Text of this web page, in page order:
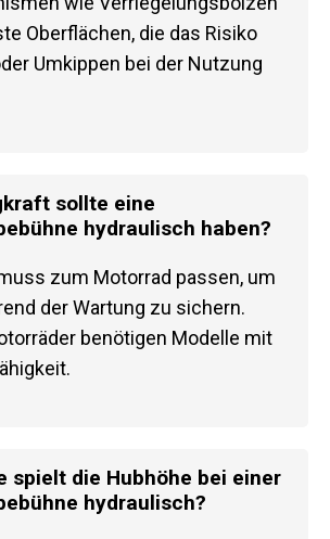
Oberflächen, die das Risiko
Umkippen bei der Nutzung
sollte eine
hydraulisch haben?
zum Motorrad passen, um
der Wartung zu sichern.
benötigen Modelle mit
spielt die Hubhöhe bei einer
hydraulisch?